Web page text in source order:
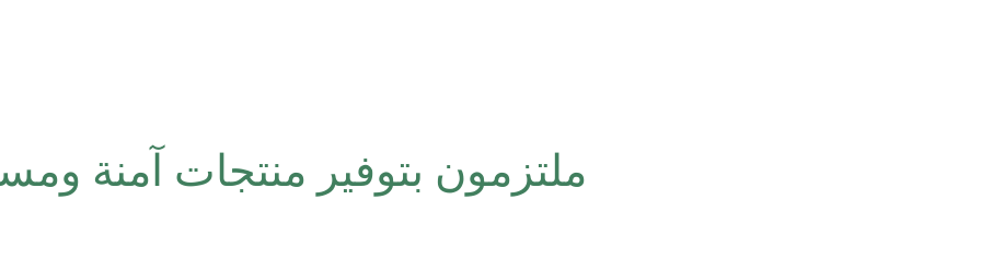
ملتزمون بتوفير منتجات آمنة